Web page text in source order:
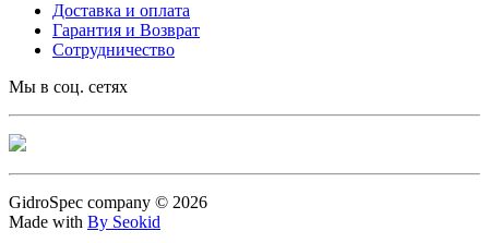
Доставка и оплата
Гарантия и Возврат
Сотрудничество
Мы в соц. сетях
GidroSpec company © 2026
Made with By Seokid